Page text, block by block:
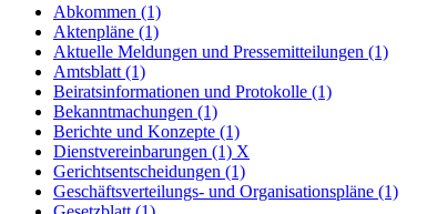
Abkommen (1)
Aktenpläne (1)
Aktuelle Meldungen und Pressemitteilungen (1)
Amtsblatt (1)
Beiratsinformationen und Protokolle (1)
Bekanntmachungen (1)
Berichte und Konzepte (1)
Dienstvereinbarungen (1) X
Gerichtsentscheidungen (1)
Geschäftsverteilungs- und Organisationspläne (1)